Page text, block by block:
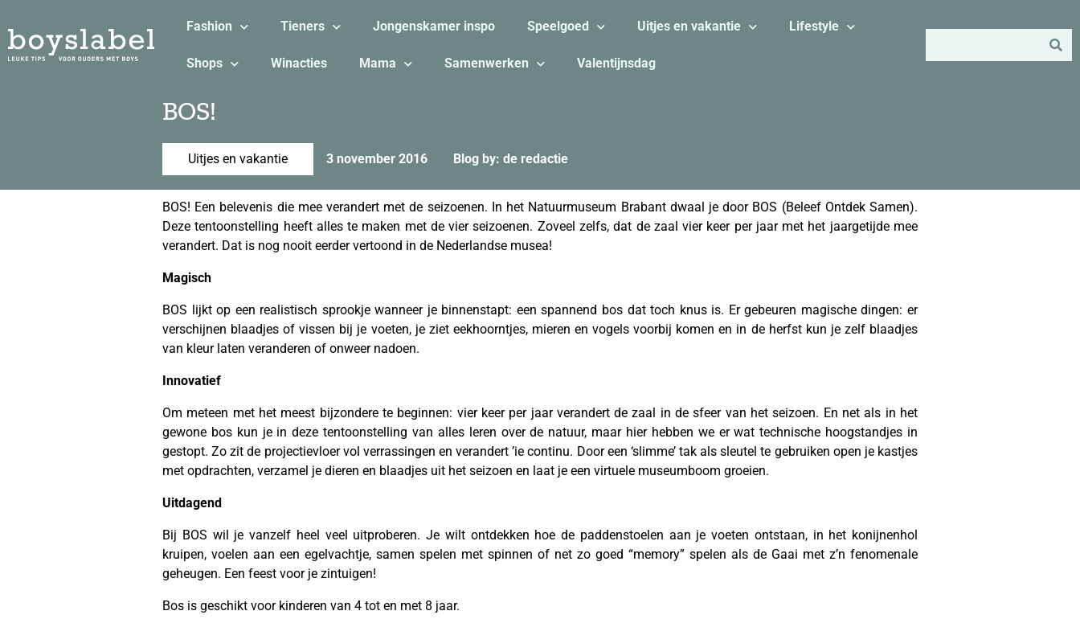
Fashion Tieners Jongenskamer inspo Speelgoed Uitjes en vakantie Lifestyle
Shops Winacties Mama Samenwerken Valentijnsdag
BOS!
Uitjes en vakantie 3 november 2016 Blog by: de redactie
BOS! Een belevenis die mee verandert met de seizoenen. In het Natuurmuseum Brabant dwaal je door BOS (Beleef Ontdek Samen).
Deze tentoonstelling heeft alles te maken met de vier seizoenen. Zoveel zelfs, dat de zaal vier keer per jaar met het jaargetijde mee
verandert. Dat is nog nooit eerder vertoond in de Nederlandse musea!
Magisch
BOS lijkt op een realistisch sprookje wanneer je binnenstapt: een spannend bos dat toch knus is. Er gebeuren magische dingen: er
verschijnen blaadjes of vissen bij je voeten, je ziet eekhoorntjes, mieren en vogels voorbij komen en in de herfst kun je zelf blaadjes
van kleur laten veranderen of onweer nadoen.
Innovatief
Om meteen met het meest bijzondere te beginnen: vier keer per jaar verandert de zaal in de sfeer van het seizoen. En net als in het
gewone bos kun je in deze tentoonstelling van alles leren over de natuur, maar hier hebben we er wat technische hoogstandjes in
gestopt. Zo zit de projectievloer vol verrassingen en verandert ’ie continu. Door een ‘slimme’ tak als sleutel te gebruiken open je kastjes
met opdrachten, verzamel je dieren en blaadjes uit het seizoen en laat je een virtuele museumboom groeien.
Uitdagend
Bij BOS wil je vanzelf heel veel uitproberen. Je wilt ontdekken hoe de paddenstoelen aan je voeten ontstaan, in het konijnenhol
kruipen, voelen aan een egelvachtje, samen spelen met spinnen of net zo goed “memory” spelen als de Gaai met z’n fenomenale
geheugen. Een feest voor je zintuigen!
Bos is geschikt voor kinderen van 4 tot en met 8 jaar.